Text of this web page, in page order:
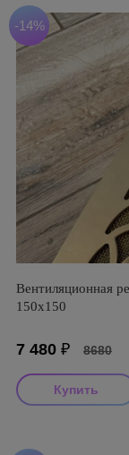
-14%
Вентиляционная
150х150
7 480 ₽ 8680